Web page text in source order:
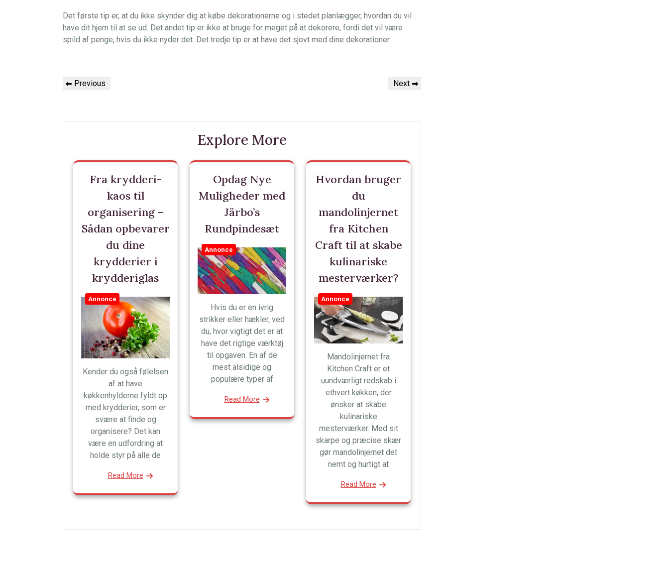
Det første tip er, at du ikke skynder dig at købe dekorationerne og i stedet planlægger, hvordan du vil
have dit hjem til at se ud. Det andet tip er ikke at bruge for meget på at dekorere, fordi det vil være
spild af penge, hvis du ikke nyder det. Det tredje tip er at have det sjovt med dine dekorationer.
Indlægsnavigation
Previous
Previous
Next
Next
Explore More
Fra krydderi-
kaos til
organisering –
Sådan opbevarer
du dine
krydderier i
krydderiglas
Annonce
Kender du også følelsen
af at have
køkkenhylderne fyldt op
med krydderier, som er
svære at finde og
organisere? Det kan
være en udfordring at
holde styr på alle de
Read More
Opdag Nye
Muligheder med
Järbo’s
Rundpindesæt
Annonce
Hvis du er en ivrig
strikker eller hækler, ved
du, hvor vigtigt det er at
have det rigtige værktøj
til opgaven. En af de
mest alsidige og
populære typer af
Read More
Hvordan bruger
du
mandolinjernet
fra Kitchen
Craft til at skabe
kulinariske
mesterværker?
Annonce
Mandolinjernet fra
Kitchen Craft er et
uundværligt redskab i
ethvert køkken, der
ønsker at skabe
kulinariske
mesterværker. Med sit
skarpe og præcise skær
gør mandolinjernet det
nemt og hurtigt at
Read More